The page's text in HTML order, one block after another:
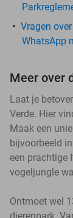
Vragen
WhatsApp
Meer over
Laat je
Verde. Hier
Maak een
bijvoorbeeld
een prachtige
vogeljungle
Ontmoet wel